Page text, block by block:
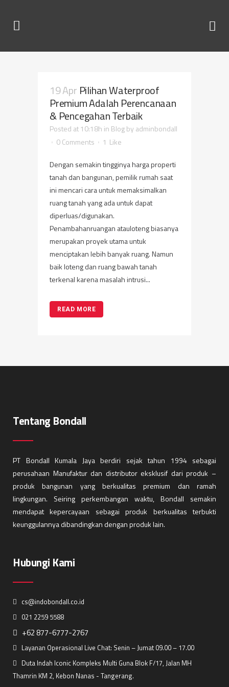
19 Apr Pilihan Waterproof
Premium Adalah Perencanaan
& Pencegahan Terbaik
Posted at 10:18h in Blogby adminbondall
0 Comments
1 Like
Dengan semakin tingginya harga properti
tanah dan bangunan, pemilik rumah saat
ini mencari cara untuk memaksimalkan
ruang tanah yang ada untuk dapat
diperluas/digunakan.
Penambahanruangan atauloteng biasanya
merupakan proyek utama untuk
menciptakan lebih banyak ruang. Namun
baik loteng dan ruang bawah tanah
terkenal karena masalah intrusi...
READ MORE
Tentang Bondall
PT Bondall Kumala Jaya berdiri sejak tahun 1994 sebagai
perusahaan Manufaktur dan distributor eksklusif dari produk –
produk bangunan yang berkualitas premium dan ramah
lingkungan. Seiring perkembangan waktu, Bondall semakin
mendapat kepercayaan sebagai produk berkualitas terbukti
keunggulannya dibandingkan dengan produk lain.
Hubungi Kami
cs@indobondall.co.id
021 2259 5588
+62 877-6777-2767
Layanan Operasional Live Chat: Senin – Jumat 09.00 – 17.00
Duta Indah Iconic Kompleks Multi Guna Blok F/17, Jalan MH
Thamrin KM 2, Kebon Nanas - Tangerang.